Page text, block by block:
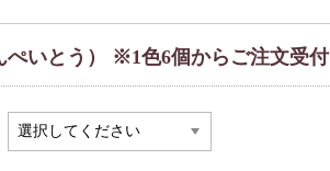
ぺいとう） ※1色6個からご注文受付